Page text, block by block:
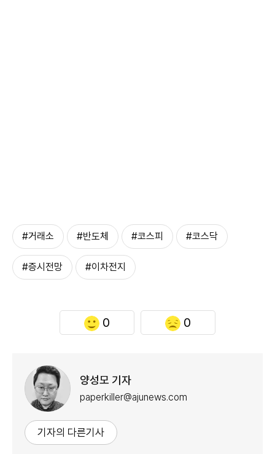
#거래소 #반도체 #코스피 #코스닥
#증시전망 #이차전지
0 0
양성모 기자
paperkiller@ajunews.com
기자의 다른기사